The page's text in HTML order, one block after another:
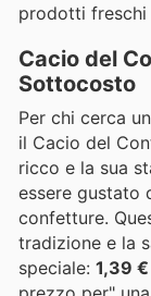
prodotti freschi
Cacio del
Sottocosto
Per chi cerca
il Cacio del
ricco e la sua
essere gustato
confetture.
tradizione e la
speciale: 1,39